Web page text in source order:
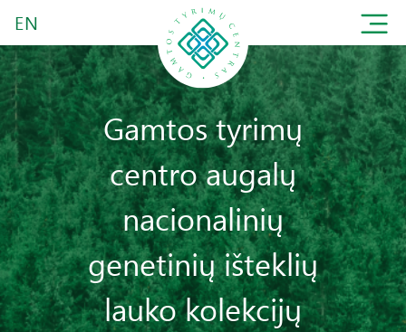
EN
Gamtos tyrimų
centro augalų
nacionalinių
genetinių išteklių
lauko kolekcijų